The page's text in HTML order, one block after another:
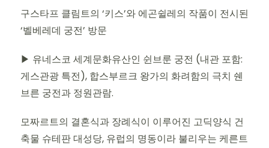
구스타프 클림트의 ‘키스’와 에곤쉴레의 작품이 전시된
‘벨베레데 궁전’ 방문
▶ 유네스코 세계문화유산인 쉰브룬 궁전 (내관 포함:
게스관광 특전), 합스부르크 왕가의 화려함의 극치 쉔
브른 궁전과 정원관람.
모짜르트의 결혼식과 장례식이 이루어진 고딕양식 건
축물 슈테판 대성당, 유럽의 명동이라 불리우는 케른트